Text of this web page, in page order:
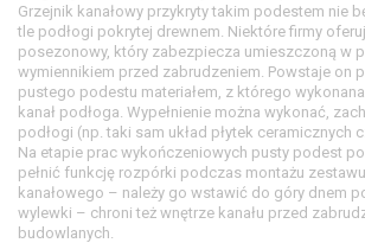
Grzejnik kanałowy przykryty takim podestem nie
tle podłogi pokrytej drewnem. Niektóre firmy
posezonowy, który zabezpiecza umieszczoną w
wymiennikiem przed zabrudzeniem. Powstaje on
pustego podestu materiałem, z którego wykonana
kanał podłoga. Wypełnienie można wykonać,
podłogi (np. taki sam układ płytek ceramicznych
Na etapie prac wykończeniowych pusty podest
pełnić funkcję rozpórki podczas montażu zestawu
kanałowego – należy go wstawić do góry dnem
wylewki – chroni też wnętrze kanału przed
budowlanych.